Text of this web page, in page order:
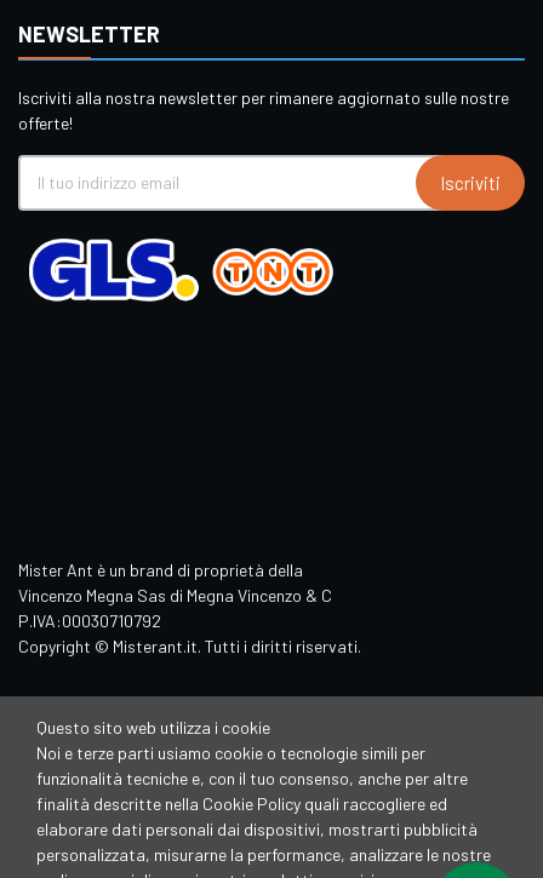
NEWSLETTER
Iscriviti alla nostra newsletter per rimanere aggiornato sulle nostre
offerte!
Iscriviti
Mister Ant è un brand di proprietà della
Vincenzo Megna Sas di Megna Vincenzo & C
P.IVA:00030710792
Copyright © Misterant.it. Tutti i diritti riservati.
Questo sito web utilizza i cookie
Noi e terze parti usiamo cookie o tecnologie simili per
funzionalità tecniche e, con il tuo consenso, anche per altre
finalità descritte nella Cookie Policy quali raccogliere ed
elaborare dati personali dai dispositivi, mostrarti pubblicità
personalizzata, misurarne la performance, analizzare le nostre